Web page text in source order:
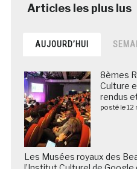
AUJOURD’HUI
8èmes
Culture
rendus
posté le 12
Les Musées royaux des